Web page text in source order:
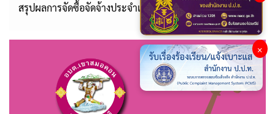
สรุปผลการจัดซื้อจัดจ้างประจำเดือน มกราคม 2567
×